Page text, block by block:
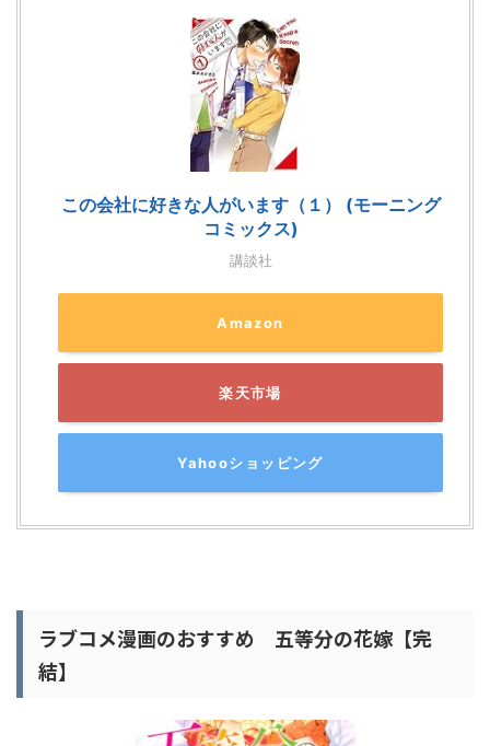
この会社に好きな人がいます（１） (モーニング
コミックス)
講談社
Amazon
楽天市場
Yahooショッピング
ラブコメ漫画のおすすめ 五等分の花嫁【完
結】